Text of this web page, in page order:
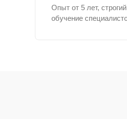
Опыт от 5 лет,
обучение